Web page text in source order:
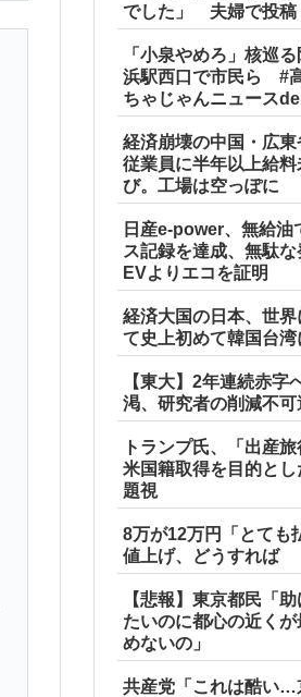
でした」 夫婦で投稿
「小泉やめろ」核巡
浜駅西口で市民ら #
ちゃじゃんニュース
経済崩壊の中国・広
従業員に半年以上給
び。工場は空っぽに
日産e-power、無給
ス記録を達成、無駄
EVよりエコを証明
経済大国の日本、世
て史上初めて韓国台
【東大】2年連続赤
渇、研究者の削減不可
トランプ氏、「出産
米国籍取得を目的と
題視
8万が12万円「とて
値上げ、どうすれば
【悲報】東京都民「
たいのに都心の近く
めないの」
共産党「これは酷い…